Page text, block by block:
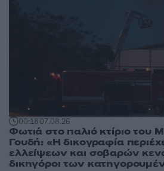
00:1807.08.26
Φωτιά στο παλιό κτίριο του
Γουδή: «Η δικογραφία
ελλείψεων και σοβαρών
δικηγόροι των